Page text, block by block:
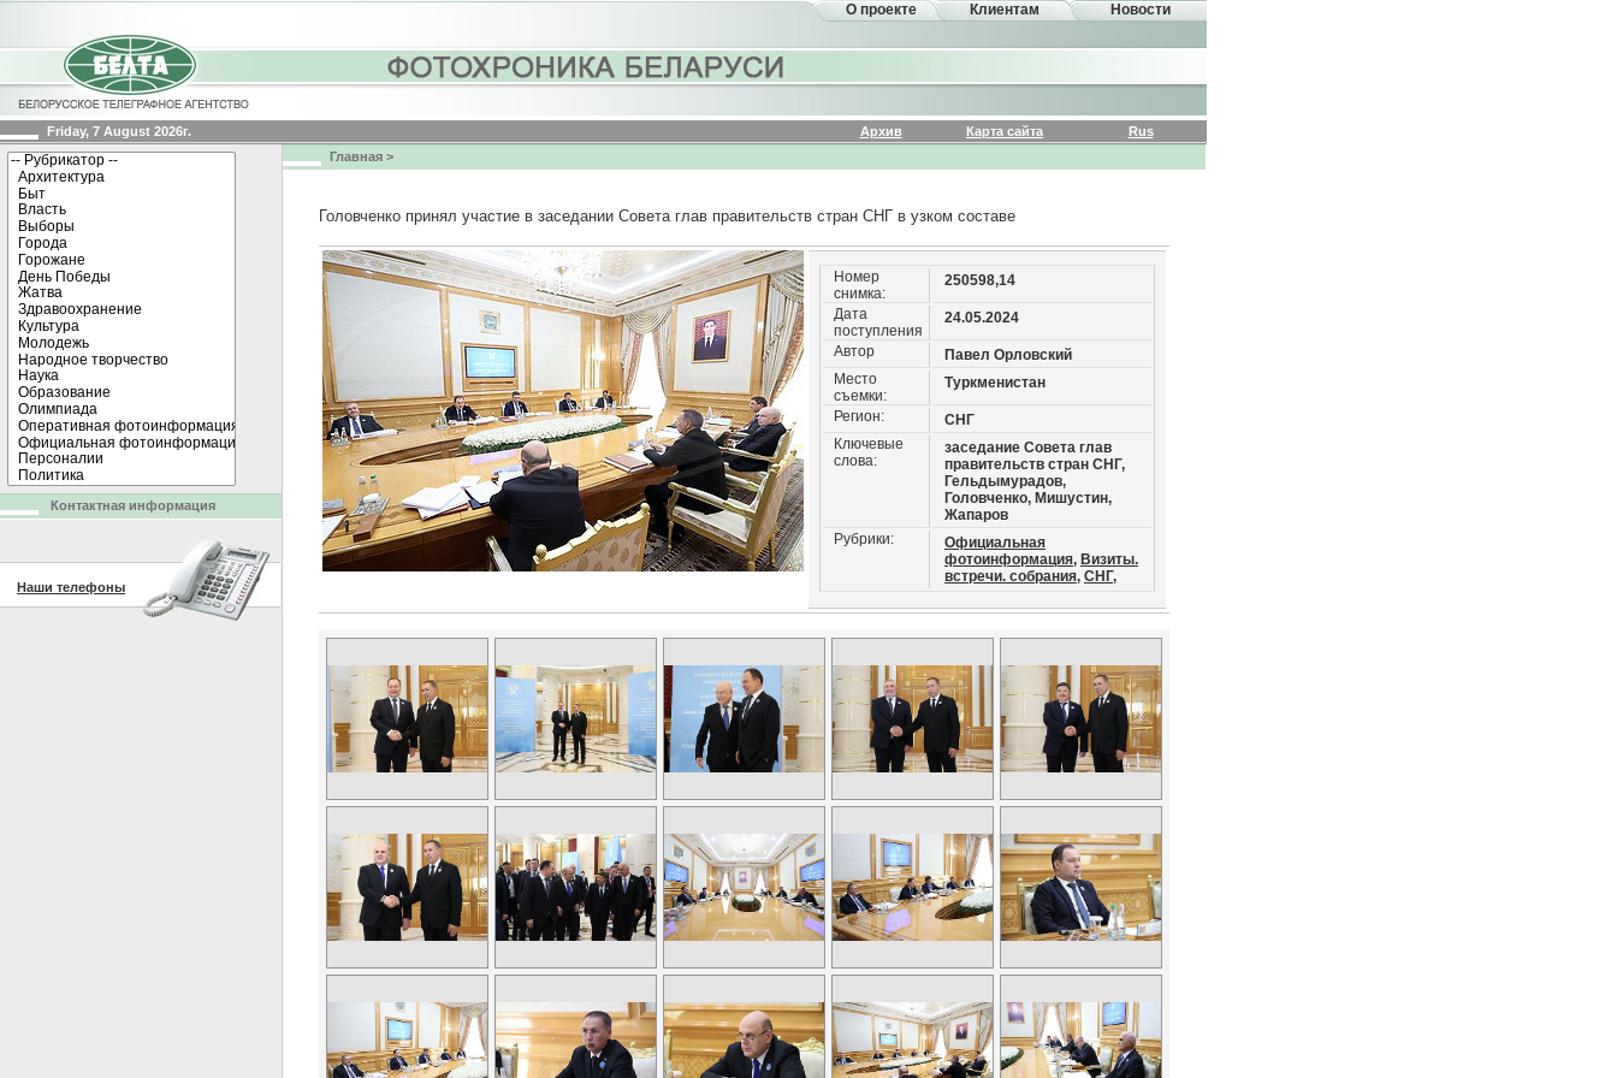
О проекте Клиентам Новости
Friday, 7 August 2026г. Архив Карта сайта
Rus
Главная >
Головченко принял участие в заседании Совета глав правительств стран СНГ в узком составе
Номер
снимка:
250598,14
Дата
поступления
24.05.2024
Автор
Павел Орловский
Место
съемки:
Туркменистан
Регион:
СНГ
Ключевые
слова:
заседание Совета глав
правительств стран СНГ,
Гельдымурадов,
Головченко, Мишустин,
Жапаров
Рубрики:
Официальная
фотоинформация, Визиты.
встречи. собрания, СНГ,
Контактная информация
Наши телефоны